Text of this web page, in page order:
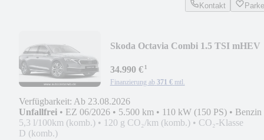
Kontakt
Skoda Octavia Combi 1.5 TSI mHEV
34.990 €¹
Finanzierung ab 371 € mtl.
Verfügbarkeit: Ab 23.08.2026
Unfallfrei • EZ 06/2026 • 5.500 km • 110 kW (150 PS) • Benzin
5,3 l/100km (komb.) • 120 g CO₂/km (komb.) • CO₂-Klasse
D (komb.)